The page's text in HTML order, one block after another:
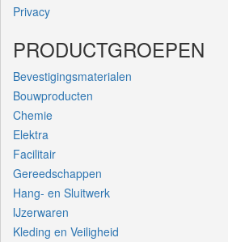
Privacy
PRODUCTGROEPEN
Bevestigingsmaterialen
Bouwproducten
Chemie
Elektra
Facilitair
Gereedschappen
Hang- en Sluitwerk
IJzerwaren
Kleding en Veiligheid